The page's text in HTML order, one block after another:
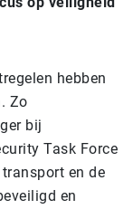
hebben
Zo
bij
Task Force
en de
en